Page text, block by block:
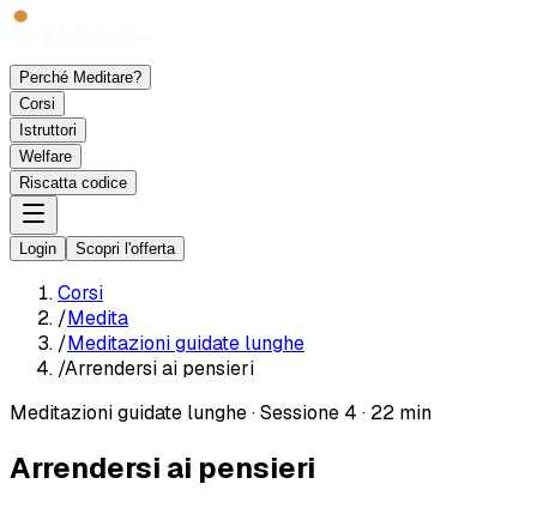
Perché Meditare?
Corsi
Istruttori
Welfare
Riscatta codice
Login Scopri l'offerta
Corsi
/Medita
/Meditazioni guidate lunghe
/Arrendersi ai pensieri
Meditazioni guidate lunghe·Sessione 4 · 22 min
Arrendersi ai pensieri